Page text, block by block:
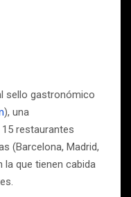
sello gastronómico
), una
restaurantes
(Barcelona, Madrid,
la que tienen cabida